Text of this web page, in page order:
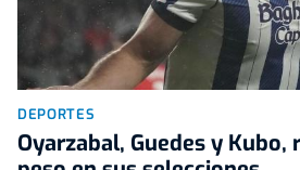
DEPORTES
Oyarzabal, Guedes y Kubo,